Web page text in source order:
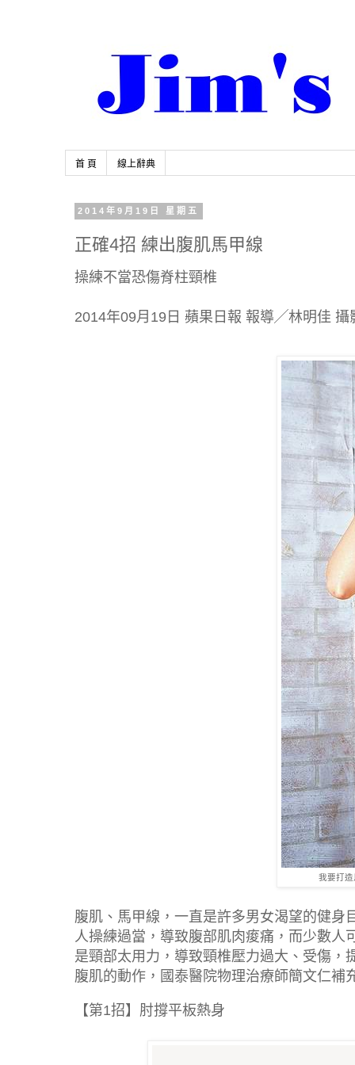
首 頁 線上辭典
2014年9月19日 星期五
正確4招 練出腹肌馬甲線
操練不當恐傷脊柱頸椎
2014年09月19日 蘋果日報 報導╱林明佳
我要打
腹肌、馬甲線，一直是許多男女渴望的健
人操練過當，導致腹部肌肉痠痛，而少數
是頸部太用力，導致頸椎壓力過大、受傷
腹肌的動作，國泰醫院物理治療師簡文仁補
【第1招】肘撐平板熱身